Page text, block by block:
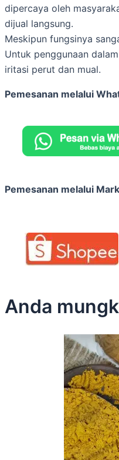
dipercaya oleh
dijual langsung.
Meskipun fungsinya
Untuk penggunaan
iritasi perut dan mual.
Pemesanan melalui
Pemesanan melalui
Anda